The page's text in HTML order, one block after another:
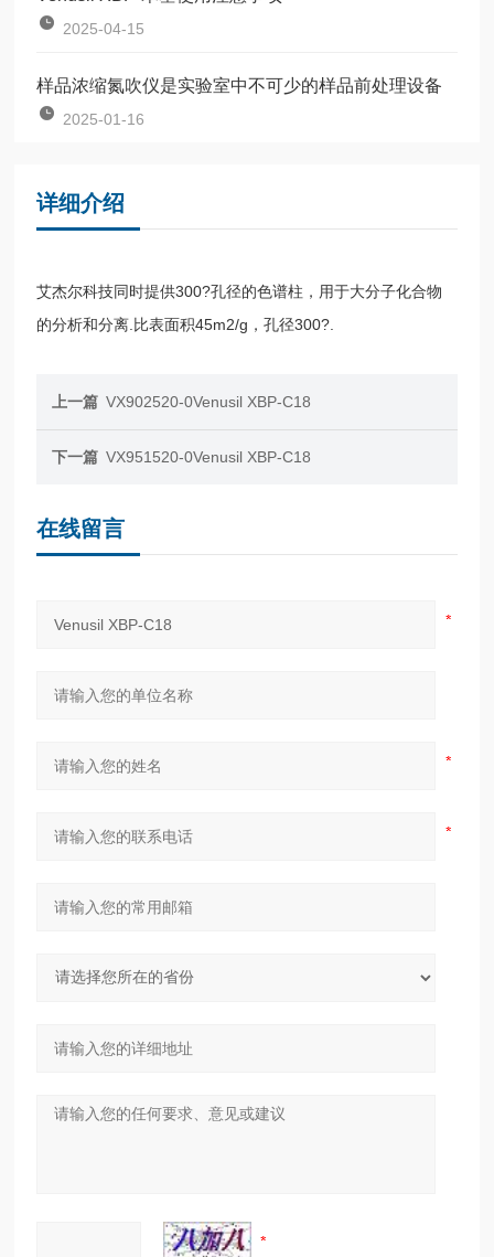
2025-04-15
样品浓缩氮吹仪是实验室中不可少的样品前处理设备
2025-01-16
详细介绍
艾杰尔科技同时提供300?孔径的色谱柱，用于大分子化合物
的分析和分离.比表面积45m2/g，孔径300?.
上一篇 VX902520-0Venusil XBP-C18
下一篇 VX951520-0Venusil XBP-C18
在线留言